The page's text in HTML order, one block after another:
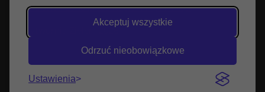
Akceptuj wszystkie
Odrzuć nieobowiązkowe
Ustawienia
© Wytwórnia Zieleni 2026
Strona stworzona przez Naprawimyfirme.pl